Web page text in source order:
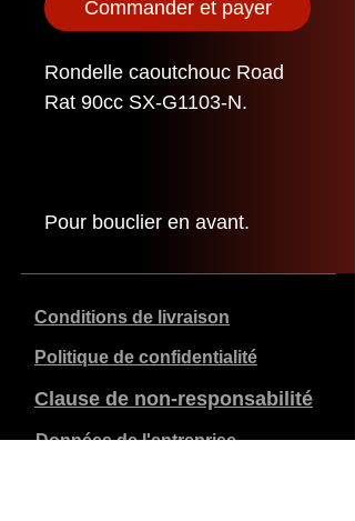
Commander et payer
Rondelle caoutchouc Road
Rat 90cc SX-G1103-N.
Pour bouclier en avant.
Conditions de livraison
Politique de confidentialité
Clause de non-responsabilité
Données de l'entreprise